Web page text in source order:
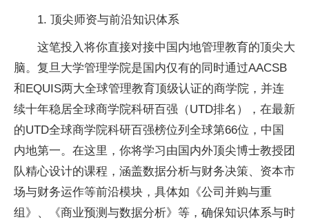
1. 顶尖师资与前沿知识体系
这笔投入将你直接对接中国内地管理教育的顶尖大
脑。复旦大学管理学院是国内仅有的同时通过AACSB
和EQUIS两大全球管理教育顶级认证的商学院，并连
续十年稳居全球商学院科研百强（UTD排名），在最新
的UTD全球商学院科研百强榜位列全球第66位，中国
内地第一。在这里，你将学习由国内外顶尖博士教授团
队精心设计的课程，涵盖数据分析与财务决策、资本市
场与财务运作等前沿模块，具体如《公司并购与重
组》、《商业预测与数据分析》等，确保知识体系与时